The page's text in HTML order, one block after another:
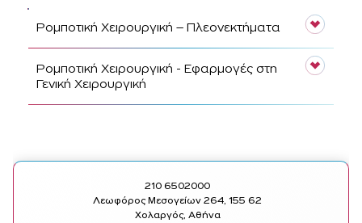
Ρομποτική Χειρουργική – Πλεονεκτήματα
Ρομποτική Χειρουργική - Εφαρμογές στη
Γενική Χειρουργική
210 6502000
Λεωφόρος Μεσογείων 264, 155 62
Χολαργός, Αθήνα